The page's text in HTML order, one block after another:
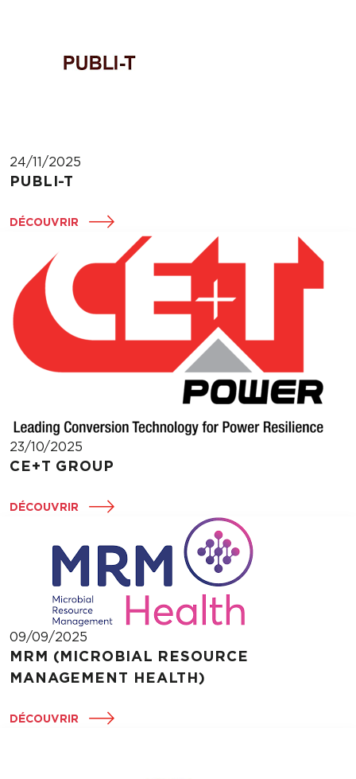
24/11/2025
PUBLI-T
DÉCOUVRIR
23/10/2025
CE+T GROUP
DÉCOUVRIR
09/09/2025
MRM (MICROBIAL RESOURCE
MANAGEMENT HEALTH)
DÉCOUVRIR